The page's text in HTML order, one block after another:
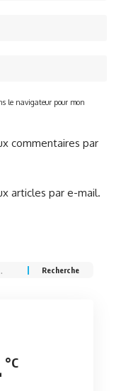
le navigateur pour mon
commentaires par
articles par e-mail.
°C